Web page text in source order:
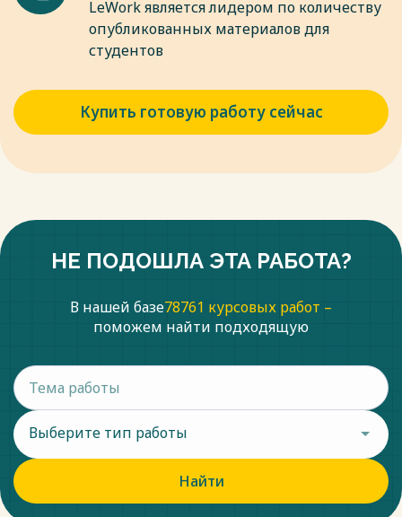
LeWork является лидером по количеству
опубликованных материалов для
студентов
Купить готовую работу сейчас
НЕ ПОДОШЛА ЭТА РАБОТА?
В нашей базе78761 курсовых работ –
поможем найти подходящую
Выберите тип работы
Найти